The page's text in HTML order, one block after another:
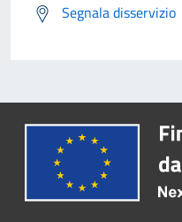
Segnala disservizio